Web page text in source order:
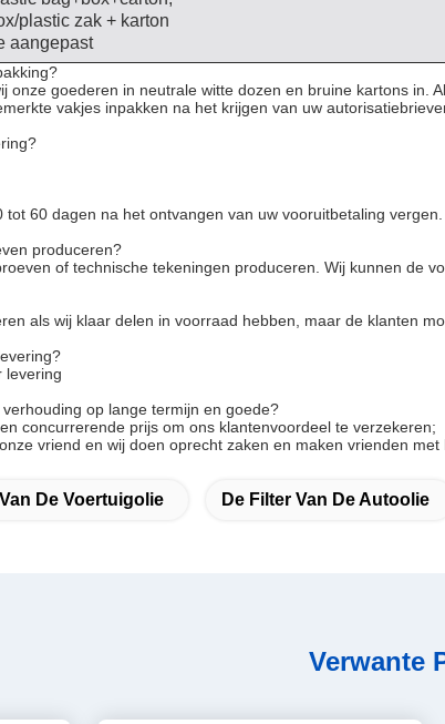
plastic zak + karton
aangepast
onze goederen in neutrale witte dozen en bruine kartons in.
vakjes inpakken na het krijgen van uw
60 dagen na het ontvangen van uw vooruitbetaling
produceren?
of technische tekeningen produceren. Wij kunnen de
als wij klaar delen in voorraad hebben, maar de klanten
levering
op lange termijn en goede?
concurrerende prijs om ons klantenvoordeel te verzekeren;
vriend en wij doen oprecht zaken en maken vrienden met
De Voertuigolie De Filter Van De Autoolie
Verwante